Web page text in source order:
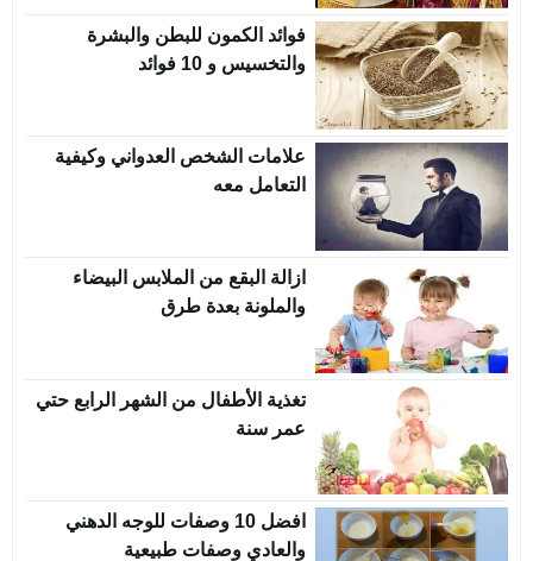
فوائد الكمون للبطن والبشرة
والتخسيس و 10 فوائد
علامات الشخص العدواني وكيفية
التعامل معه
ازالة البقع من الملابس البيضاء
والملونة بعدة طرق
تغذية الأطفال من الشهر الرابع حتي
عمر سنة
افضل 10 وصفات للوجه الدهني
والعادي وصفات طبيعية